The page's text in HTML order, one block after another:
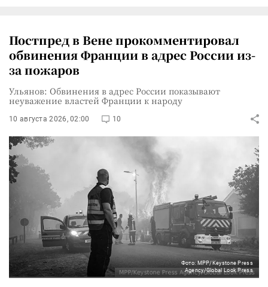
Постпред в Вене прокомментировал
обвинения Франции в адрес России из-
за пожаров
Ульянов: Обвинения в адрес России показывают
неуважение властей Франции к народу
10 августа 2026, 02:00 10
Фото: MPP/Keystone Press
Agency/Global Look Press